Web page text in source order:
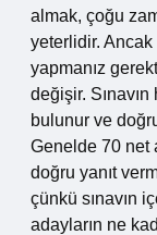
almak, çoğu
yeterlidir.
yapmanız
değişir.
bulunur ve
Genelde 70 net
doğru yanıt
çünkü sınavın
adayların ne